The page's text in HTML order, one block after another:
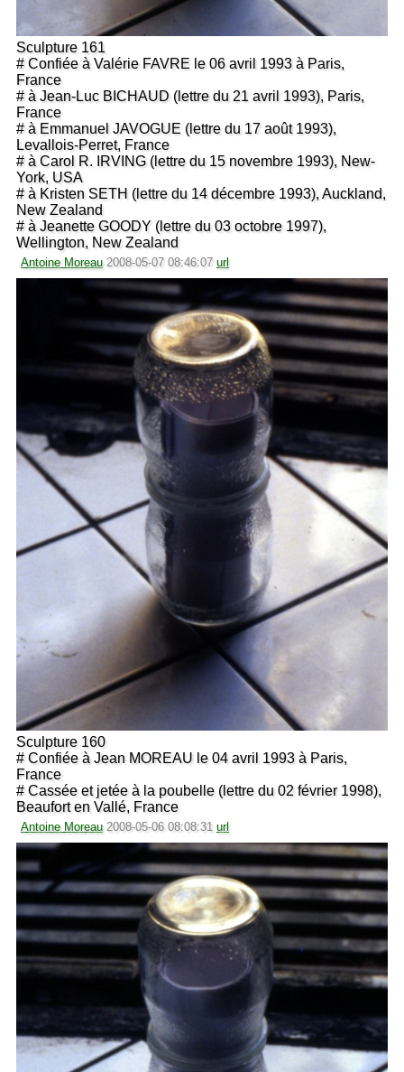
Sculpture 161
# Confiée à Valérie FAVRE le 06 avril 1993 à Paris,
France
# à Jean-Luc BICHAUD (lettre du 21 avril 1993), Paris,
France
# à Emmanuel JAVOGUE (lettre du 17 août 1993),
Levallois-Perret, France
# à Carol R. IRVING (lettre du 15 novembre 1993), New-
York, USA
# à Kristen SETH (lettre du 14 décembre 1993), Auckland,
New Zealand
# à Jeanette GOODY (lettre du 03 octobre 1997),
Wellington, New Zealand
Antoine Moreau 2008-05-07 08:46:07 url
Sculpture 160
# Confiée à Jean MOREAU le 04 avril 1993 à Paris,
France
# Cassée et jetée à la poubelle (lettre du 02 février 1998),
Beaufort en Vallé, France
Antoine Moreau 2008-05-06 08:08:31 url